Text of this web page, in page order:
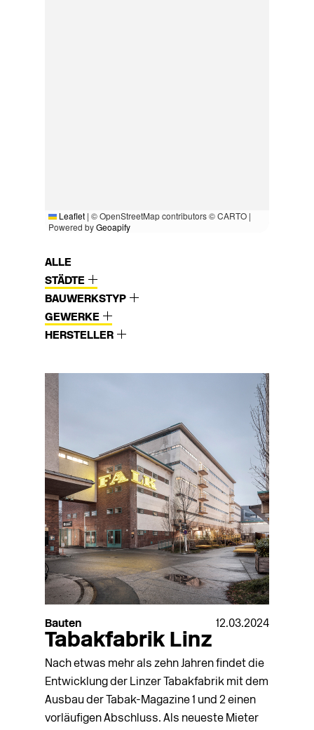
Leaflet | © OpenStreetMap contributors © CARTO |
Powered byGeoapify
ALLE
STÄDTE
BAUWERKSTYP
GEWERKE
HERSTELLER
Bauten 12.03.2024
Tabakfabrik Linz
Nach etwas mehr als zehn Jahren findet die
Entwicklung der Linzer Tabakfabrik mit dem
Ausbau der Tabak-Magazine 1 und 2 einen
vorläufigen Abschluss. Als neueste Mieter